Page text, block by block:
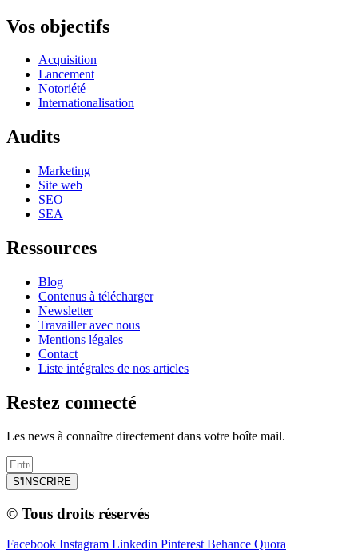
Vos objectifs
Acquisition
Lancement
Notoriété
Internationalisation
Audits
Marketing
Site web
SEO
SEA
Ressources
Blog
Contenus à télécharger
Newsletter
Travailler avec nous
Mentions légales
Contact
Liste intégrales de nos articles
Restez connecté
Les news à connaître directement dans votre boîte mail.
S'INSCRIRE
© Tous droits réservés
Facebook Instagram Linkedin Pinterest Behance Quora